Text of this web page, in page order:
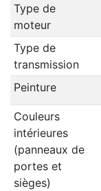
Type de
moteur
Type de
transmission
Peinture
Couleurs
intérieures
(panneaux de
portes et
sièges)